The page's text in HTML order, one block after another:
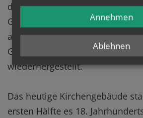
des heiligen Petrus in Wien
Gegen Ende des 12.
an dasSchottenstift. Im Jahr
Gebäude aus und wurde nur
wiederhergestellt.
Das heutige Kirchengebäude
ersten Hälfte es 18.
Ablehnen
Annehmen